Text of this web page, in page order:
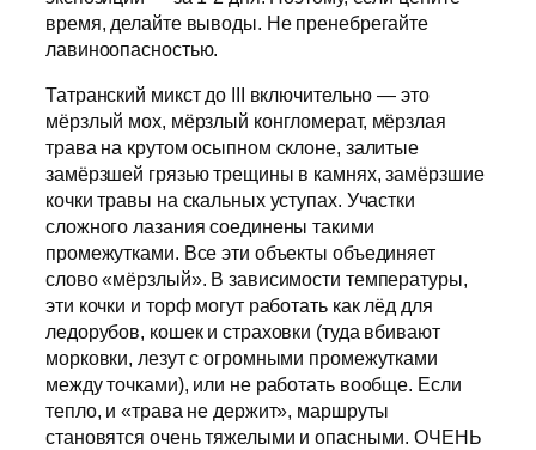
время, делайте выводы. Не пренебрегайте
лавиноопасностью.
Татранский микст до III включительно — это
мёрзлый мох, мёрзлый конгломерат, мёрзлая
трава на крутом осыпном склоне, залитые
замёрзшей грязью трещины в камнях, замёрзшие
кочки травы на скальных уступах. Участки
сложного лазания соединены такими
промежутками. Все эти объекты объединяет
слово «мёрзлый». В зависимости температуры,
эти кочки и торф могут работать как лёд для
ледорубов, кошек и страховки (туда вбивают
морковки, лезут с огромными промежутками
между точками), или не работать вообще. Если
тепло, и «трава не держит», маршруты
становятся очень тяжелыми и опасными. ОЧЕНЬ